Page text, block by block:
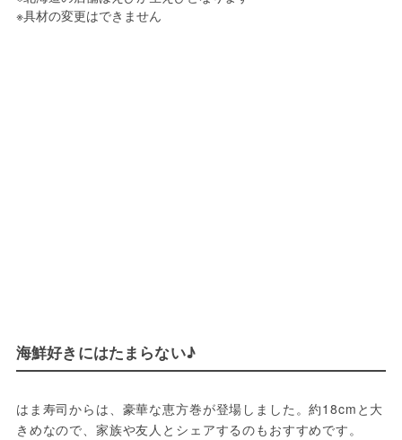
※具材の変更はできません
海鮮好きにはたまらない♪
はま寿司からは、豪華な恵方巻が登場しました。約18cmと大
きめなので、家族や友人とシェアするのもおすすめです。